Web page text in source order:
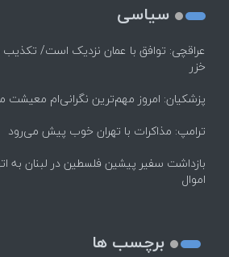
سیاسی
خزر
پزشکیان: امروز مهم‌ترین نگرانی‌ام
ترامپ: مذاکرات با تهران خوب پیش می‌رود
بازداشت سفیر پیشین فلسطین در لبنان به
اموال
برچسب ها